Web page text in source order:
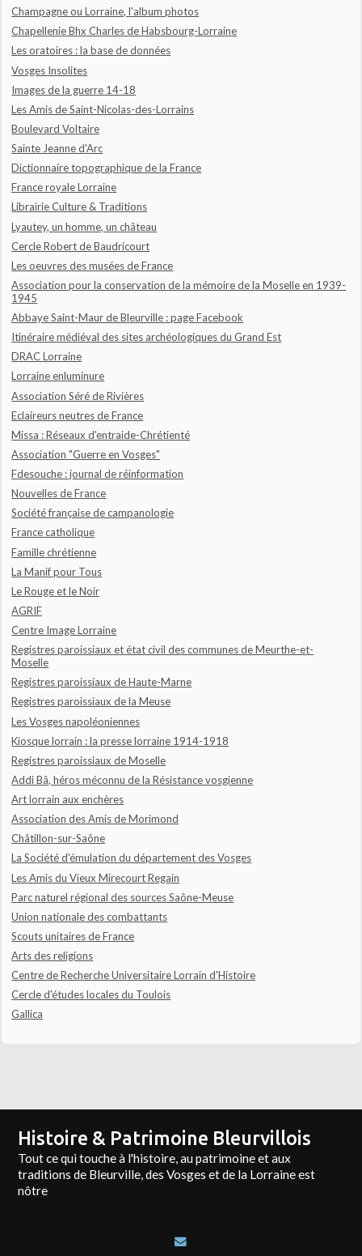
Champagne ou Lorraine, l'album photos
Chapellenie Bhx Charles de Habsbourg-Lorraine
Les oratoires : la base de données
Vosges Insolites
Images de la guerre 14-18
Les Amis de Saint-Nicolas-des-Lorrains
Boulevard Voltaire
Sainte Jeanne d'Arc
Dictionnaire topographique de la France
France royale Lorraine
Librairie Culture & Traditions
Lyautey, un homme, un château
Cercle Robert de Baudricourt
Les oeuvres des musées de France
Association pour la conservation de la mémoire de la Moselle en 1939-
1945
Abbaye Saint-Maur de Bleurville : page Facebook
Itinéraire médiéval des sites archéologiques du Grand Est
DRAC Lorraine
Lorraine enluminure
Association Séré de Rivières
Eclaireurs neutres de France
Missa : Réseaux d'entraide-Chrétienté
Association "Guerre en Vosges"
Fdesouche : journal de réinformation
Nouvelles de France
Société française de campanologie
France catholique
Famille chrétienne
La Manif pour Tous
Le Rouge et le Noir
AGRIF
Centre Image Lorraine
Registres paroissiaux et état civil des communes de Meurthe-et-
Moselle
Registres paroissiaux de Haute-Marne
Registres paroissiaux de la Meuse
Les Vosges napoléoniennes
Kiosque lorrain : la presse lorraine 1914-1918
Registres paroissiaux de Moselle
Addi Bâ, héros méconnu de la Résistance vosgienne
Art lorrain aux enchères
Association des Amis de Morimond
Châtillon-sur-Saône
La Société d'émulation du département des Vosges
Les Amis du Vieux Mirecourt Regain
Parc naturel régional des sources Saône-Meuse
Union nationale des combattants
Scouts unitaires de France
Arts des religions
Centre de Recherche Universitaire Lorrain d'Histoire
Cercle d'études locales du Toulois
Gallica
Histoire & Patrimoine Bleurvillois
Tout ce qui touche à l'histoire, au patrimoine et aux
traditions de Bleurville, des Vosges et de la Lorraine est
nôtre